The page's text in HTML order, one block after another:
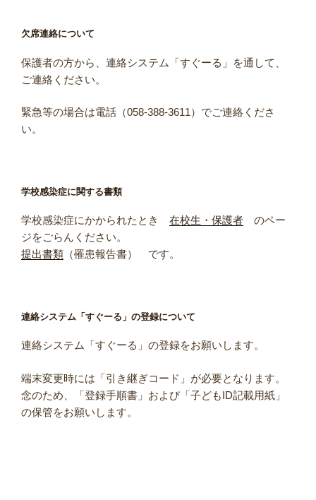
ン
欠席連絡について
保護者の方から、連絡システム「すぐーる」を通して、
ご連絡ください。
緊急等の場合は電話（058-388-3611）でご連絡くださ
い。
学校感染症に関する書類
学校感染症にかかられたとき 在校生・保護者 のペー
ジをごらんください。
提出書類 （罹患報告書） です。
連絡システム「すぐーる」の登録について
連絡システム「すぐーる」の登録をお願いします。
端末変更時には「引き継ぎコード」が必要となります。
念のため、「登録手順書」および「子どもID記載用紙」
の保管をお願いします。